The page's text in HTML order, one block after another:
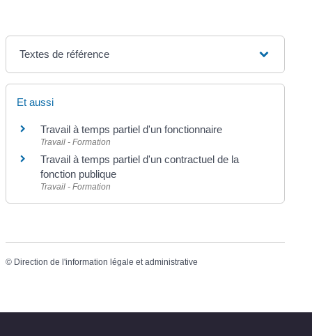
Textes de référence
Et aussi
Travail à temps partiel d'un fonctionnaire
Travail - Formation
Travail à temps partiel d'un contractuel de la
fonction publique
Travail - Formation
© Direction de l'information légale et administrative